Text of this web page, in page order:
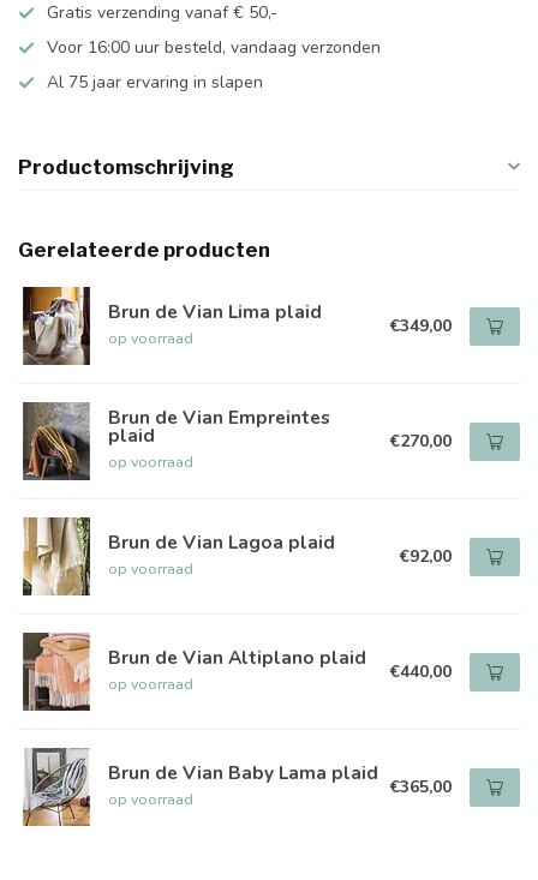
Gratis verzending vanaf € 50,-
Voor 16:00 uur besteld, vandaag verzonden
Al 75 jaar ervaring in slapen
Productomschrijving
Gerelateerde producten
Brun de Vian Lima plaid
op voorraad €349,00
Brun de Vian Empreintes
plaid
op voorraad
€270,00
Brun de Vian Lagoa plaid
op voorraad €92,00
Brun de Vian Altiplano plaid
op voorraad €440,00
Brun de Vian Baby Lama plaid
op voorraad €365,00